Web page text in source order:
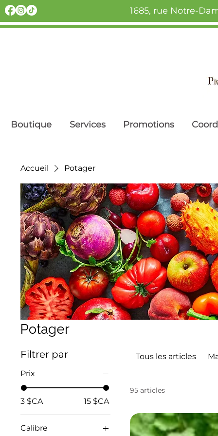
1685, rue Notre-
Boutique Services Promotions
Accueil Potager
Potager
Filtrer par
Prix
3 $CA 15 $CA
Calibre
Tous les articles
95 articles